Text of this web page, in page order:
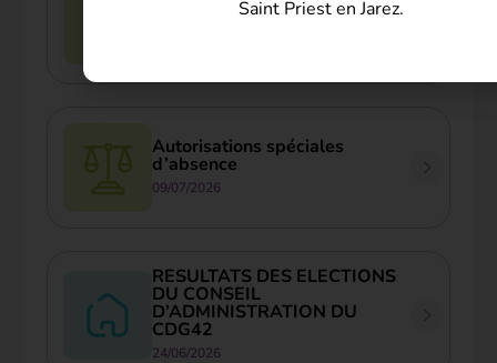
précautions prévues par la
Autorisations spéciales
d’absence
09/07/2026
RESULTATS DES ELECTIONS
DU CONSEIL
D’ADMINISTRATION DU
CDG42
24/06/2026
Saint Priest en Jarez.